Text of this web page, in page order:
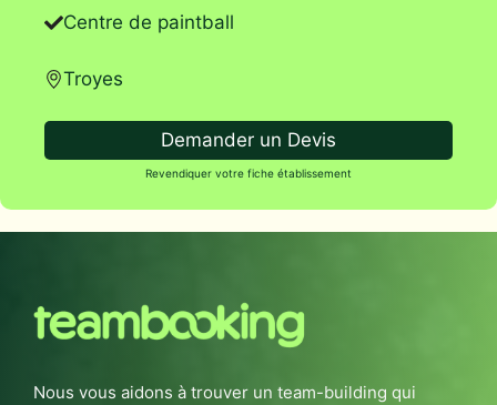
Centre de paintball
Troyes
Demander un Devis
Revendiquer votre fiche établissement
Nous vous aidons à trouver un team-building qui